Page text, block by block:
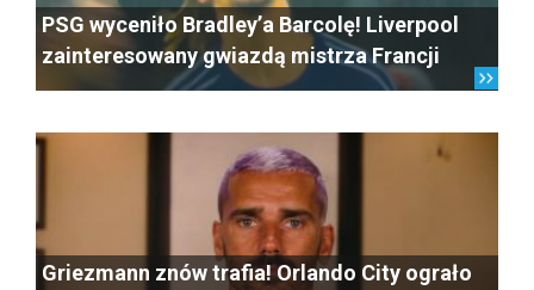
PSG wyceniło Bradley’a Barcolę! Liverpool
zainteresowany gwiazdą mistrza Francji
Griezmann znów trafia! Orlando City ograło